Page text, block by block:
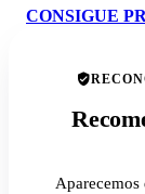
CONSIGUE